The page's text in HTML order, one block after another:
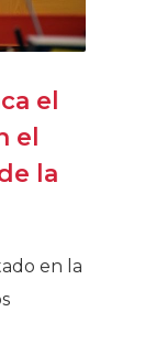
el
el
la
en la